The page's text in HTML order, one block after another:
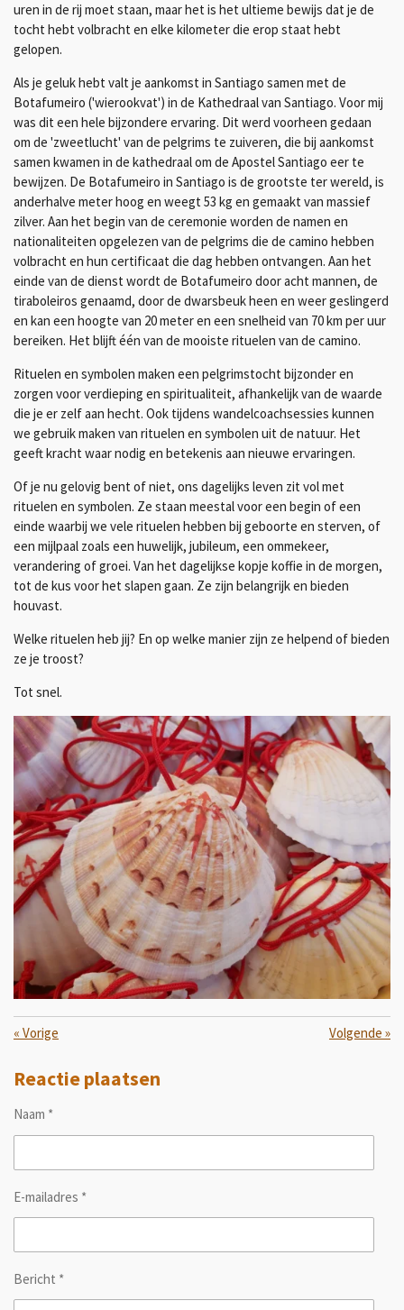
uren in de rij moet staan, maar het is het ultieme bewijs dat je de
tocht hebt volbracht en elke kilometer die erop staat hebt
gelopen.
Als je geluk hebt valt je aankomst in Santiago samen met de
Botafumeiro ('wierookvat') in de Kathedraal van Santiago. Voor mij
was dit een hele bijzondere ervaring. Dit werd voorheen gedaan
om de 'zweetlucht' van de pelgrims te zuiveren, die bij aankomst
samen kwamen in de kathedraal om de Apostel Santiago eer te
bewijzen. De Botafumeiro in Santiago is de grootste ter wereld, is
anderhalve meter hoog en weegt 53 kg en gemaakt van massief
zilver. Aan het begin van de ceremonie worden de namen en
nationaliteiten opgelezen van de pelgrims die de camino hebben
volbracht en hun certificaat die dag hebben ontvangen. Aan het
einde van de dienst wordt de Botafumeiro door acht mannen, de
tiraboleiros genaamd, door de dwarsbeuk heen en weer geslingerd
en kan een hoogte van 20 meter en een snelheid van 70 km per uur
bereiken. Het blijft één van de mooiste rituelen van de camino.
Rituelen en symbolen maken een pelgrimstocht bijzonder en
zorgen voor verdieping en spiritualiteit, afhankelijk van de waarde
die je er zelf aan hecht. Ook tijdens wandelcoachsessies kunnen
we gebruik maken van rituelen en symbolen uit de natuur. Het
geeft kracht waar nodig en betekenis aan nieuwe ervaringen.
Of je nu gelovig bent of niet, ons dagelijks leven zit vol met
rituelen en symbolen. Ze staan meestal voor een begin of een
einde waarbij we vele rituelen hebben bij geboorte en sterven, of
een mijlpaal zoals een huwelijk, jubileum, een ommekeer,
verandering of groei. Van het dagelijkse kopje koffie in de morgen,
tot de kus voor het slapen gaan. Ze zijn belangrijk en bieden
houvast.
Welke rituelen heb jij? En op welke manier zijn ze helpend of bieden
ze je troost?
Tot snel.
« Vorige Volgende »
Reactie plaatsen
Naam *
E-mailadres *
Bericht *